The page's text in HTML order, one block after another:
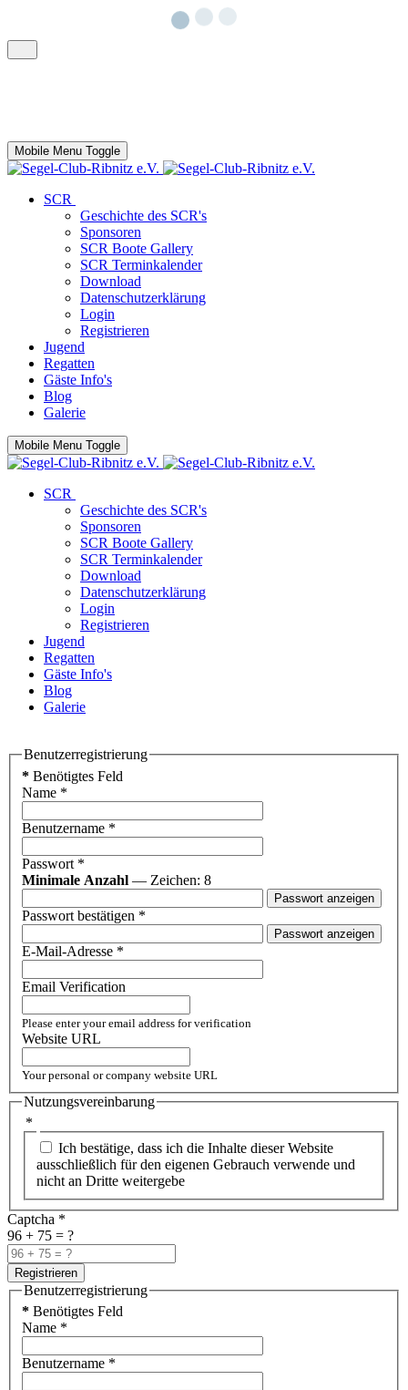
Mobile Menu Toggle
SCR
Geschichte des SCR's
Sponsoren
SCR Boote Gallery
SCR Terminkalender
Download
Datenschutzerklärung
Login
Registrieren
Jugend
Regatten
Gäste Info's
Blog
Galerie
Mobile Menu Toggle
SCR
Geschichte des SCR's
Sponsoren
SCR Boote Gallery
SCR Terminkalender
Download
Datenschutzerklärung
Login
Registrieren
Jugend
Regatten
Gäste Info's
Blog
Galerie
Benutzerregistrierung
* Benötigtes Feld
Name *
Benutzername *
Passwort *
Minimale Anzahl — Zeichen: 8
Passwort anzeigen
Passwort bestätigen *
Passwort anzeigen
E-Mail-Adresse *
Email Verification
Please enter your email address for verification
Website URL
Your personal or company website URL
Nutzungsvereinbarung
*
Ich bestätige, dass ich die Inhalte dieser Website
ausschließlich für den eigenen Gebrauch verwende und
nicht an Dritte weitergebe
Captcha *
96 + 75 = ?
Registrieren
Benutzerregistrierung
* Benötigtes Feld
Name *
Benutzername *